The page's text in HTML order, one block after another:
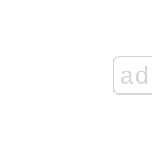
ad